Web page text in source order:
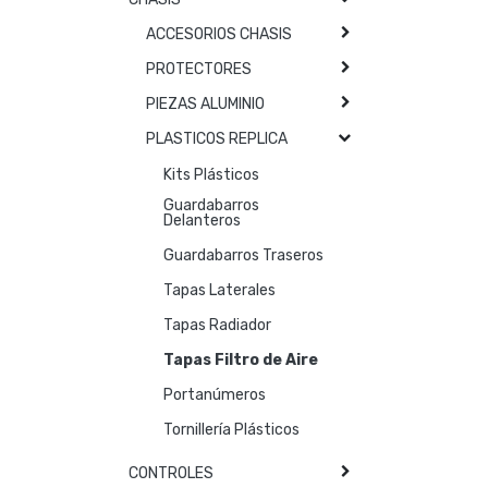
ACCESORIOS CHASIS
PROTECTORES
PIEZAS ALUMINIO
PLASTICOS REPLICA
Kits Plásticos
Guardabarros
Delanteros
Guardabarros Traseros
Tapas Laterales
Tapas Radiador
Tapas Filtro de Aire
Portanúmeros
Tornillería Plásticos
CONTROLES